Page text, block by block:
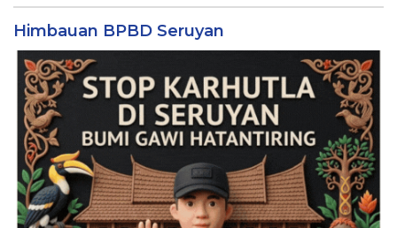
Himbauan BPBD Seruyan